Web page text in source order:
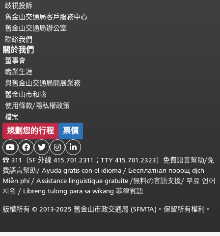
歧視投訴
舊金山交通局客戶服務中心
舊金山交通局辦公室
聯絡我們
關於我們
董事會
職業生涯
與舊金山交通局開展業務
舊金山市和縣
使用條款/隱私權政策
檔案
規劃您的行程 票價
    
☎ 311（SF 外線 415.701.2311；TTY 415.701.2323）免費語言幫助/免
費語言幫助/ Ayuda gratis con el idioma / Бесплатная пооощ dịch
Miễn phí/ Assistance linguistique gratuite /無料の言語支援/ 무료 언어
지원 / Libreng tulong para sa wikang 菲律賓語
版權所有 © 2013-2025 舊金山市政交通局 (SFMTA)。保留所有權利。